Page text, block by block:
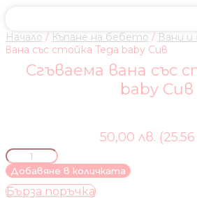
Начало / Къпане на бебето / Вани
вана със стойка Tega baby Сив
Сгъваема вана със
baby Сив
50,00 лв.
количество
за
Сгъваема
вана
Добавяне в количката
Бърза поръчка